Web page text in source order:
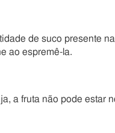
de suco presente na
ao espremê-la.
a fruta não pode estar